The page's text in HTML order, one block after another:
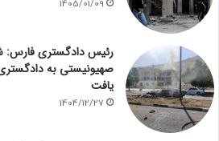
1405/01/09
رئیس دادگستری فارس:
یافت
1404/12/27